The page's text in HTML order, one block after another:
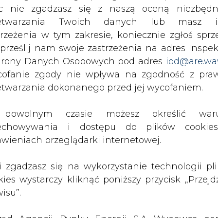
nie zgadzasz się z naszą oceną
Twoich danych lub masz
w tym zakresie, koniecznie zgłoś
prześlij nam swoje zastrzeżenia na adres
Danych Osobowych pod adres
zgody nie wpływa na zgodność z
dokonanego przed jej wycofaniem.
czasie możesz określić
i dostępu do plików
przeglądarki internetowej.
zgadzasz się na wykorzystanie technologii
wystarczy kliknąć poniższy przycisk
i pełen portfel zamówień pozwalają sądzić,
budowlano-inżynieryjnej ma sięgnąć 52,1
negocjowane właśnie przejęcia
publikacji do szkoleń treningowych LLM.
PODPIS